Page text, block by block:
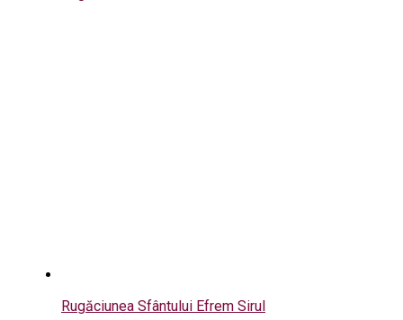
Rugăciunea Sfântului Efrem Sirul